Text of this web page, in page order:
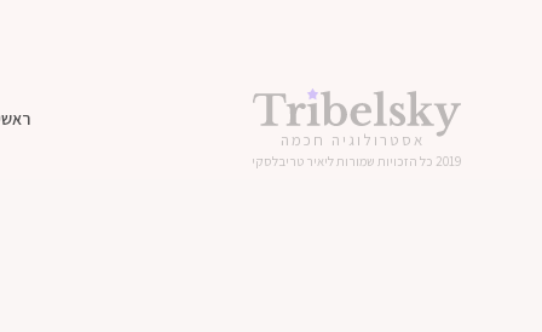
אסטרולוגיה חכמה
2019 כל הזכויות שמורות ליאיר טריבלסקי